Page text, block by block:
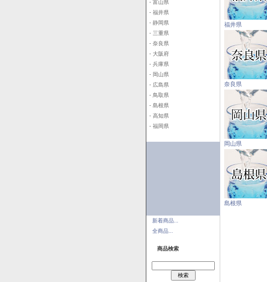
- 富山県
- 福井県
- 静岡県
- 三重県
- 奈良県
- 大阪府
- 兵庫県
- 岡山県
- 広島県
- 鳥取県
- 島根県
- 高知県
- 福岡県
新着商品...
全商品...
商品検索
福井県
奈良県
岡山県
島根県